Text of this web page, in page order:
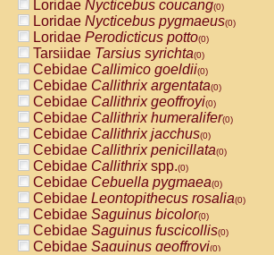
Loridae Nycticebus coucang(0)
Loridae Nycticebus pygmaeus(0)
Loridae Perodicticus potto(0)
Tarsiidae Tarsius syrichta(0)
Cebidae Callimico goeldii(0)
Cebidae Callithrix argentata(0)
Cebidae Callithrix geoffroyi(0)
Cebidae Callithrix humeralifer(0)
Cebidae Callithrix jacchus(0)
Cebidae Callithrix penicillata(0)
Cebidae Callithrixspp.(0)
Cebidae Cebuella pygmaea(0)
Cebidae Leontopithecus rosalia(0)
Cebidae Saguinus bicolor(0)
Cebidae Saguinus fuscicollis(0)
Cebidae Saguinus geoffroyi(0)